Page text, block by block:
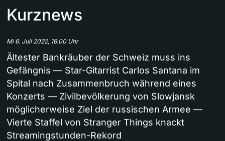
Kurznews
Mi 6. Juli 2022, 16.00 Uhr
Ältester Bankräuber der Schweiz muss ins
Gefängnis — Star-Gitarrist Carlos Santana im
Spital nach Zusammenbruch während eines
Konzerts — Zivilbevölkerung von Slowjansk
möglicherweise Ziel der russischen Armee —
Vierte Staffel von Stranger Things knackt
Streamingstunden-Rekord